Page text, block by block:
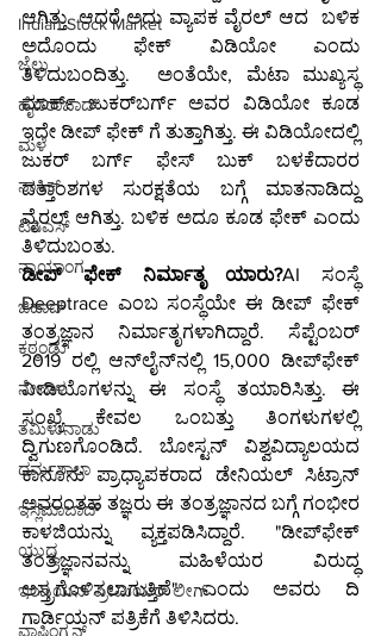
Indian Stock Market
ಜೈಲು
ಹೈದರಾಬಾದ್‌
ಮಳೆ
ನಾಸಿಕ್
ಟಿಸಿಎಸ್
ನ್ಯಾಯಾಂಗ
ಜಿಹಾದ್
ಕಠ್ಮಂಡು
ನೇಪಾಳ
ತಮಿಳುನಾಡು
ಧರ್ಮಶಾಲಾ
ಇಸ್ಲಮಾಬಾದ್
ಯುದ್ಧ
ಇಂಡಿಯನ್ ಪ್ರೀಮಿಯರ್ ಲೀಗ್
ವಾಷಿಂಗ್ಟನ್
ಆಗಿತ್ತು. ಆದರೆ ಅದು ವ್ಯಾಪಕ ವೈರಲ್ ಆದ  ಬಳಿಕ
ಅದೊಂದು ಫೇಕ್ ವಿಡಿಯೋ ಎಂದು
ತಿಳಿದುಬಂದಿತ್ತು.  ಅಂತೆಯೇ, ಮೆಟಾ ಮುಖ್ಯಸ್ಥ
ಮಾರ್ಕ್ ಜುಕರ್‌ಬರ್ಗ್ ಅವರ ವಿಡಿಯೋ ಕೂಡ
ಇದೇ ಡೀಪ್ ಫೇಕ್ ಗೆ ತುತ್ತಾಗಿತ್ತು. ಈ ವಿಡಿಯೋದಲ್ಲಿ
ಜುಕರ್ ಬರ್ಗ್ ಫೇಸ್ ಬುಕ್ ಬಳಕೆದಾರರ
ದತ್ತಾಂಶಗಳ ಸುರಕ್ಷತೆಯ ಬಗ್ಗೆ ಮಾತನಾಡಿದ್ದು
ವೈರಲ್ ಆಗಿತ್ತು. ಬಳಿಕ ಅದೂ ಕೂಡ ಫೇಕ್ ಎಂದು
ತಿಳಿದುಬಂತು.
ಡೀಪ್ ಫೇಕ್ ನಿರ್ಮಾತೃ ಯಾರು?AI ಸಂಸ್ಥೆ
Deeptrace ಎಂಬ ಸಂಸ್ಥೆಯೇ ಈ ಡೀಪ್ ಫೇಕ್
ತಂತ್ರಜ್ಞಾನ ನಿರ್ಮಾತೃಗಳಾಗಿದ್ದಾರೆ. ಸೆಪ್ಟೆಂಬರ್
2019 ರಲ್ಲಿ ಆನ್‌ಲೈನ್‌ನಲ್ಲಿ 15,000 ಡೀಪ್‌ಫೇಕ್
ವೀಡಿಯೊಗಳನ್ನು ಈ ಸಂಸ್ಥೆ ತಯಾರಿಸಿತ್ತು. ಈ
ಸಂಖ್ಯೆ ಕೇವಲ ಒಂಬತ್ತು ತಿಂಗಳುಗಳಲ್ಲಿ
ದ್ವಿಗುಣಗೊಂಡಿದೆ. ಬೋಸ್ಟನ್ ವಿಶ್ವವಿದ್ಯಾಲಯದ
ಕಾನೂನು ಪ್ರಾಧ್ಯಾಪಕರಾದ ಡೇನಿಯಲ್ ಸಿಟ್ರಾನ್
ಅವರಂತಹ ತಜ್ಞರು ಈ ತಂತ್ರಜ್ಞಾನದ ಬಗ್ಗೆ ಗಂಭೀರ
ಕಾಳಜಿಯನ್ನು ವ್ಯಕ್ತಪಡಿಸಿದ್ದಾರೆ. "ಡೀಪ್‌ಫೇಕ್
ತಂತ್ರಜ್ಞಾನವನ್ನು ಮಹಿಳೆಯರ ವಿರುದ್ಧ
ಅಸ್ತ್ರಗೊಳಿಸಲಾಗುತ್ತಿದೆ" ಎಂದು ಅವರು ದಿ
ಗಾರ್ಡಿಯನ್‌ ಪತ್ರಿಕೆಗೆ ತಿಳಿಸಿದರು.